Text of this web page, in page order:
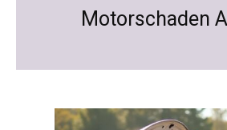
Motorschaden